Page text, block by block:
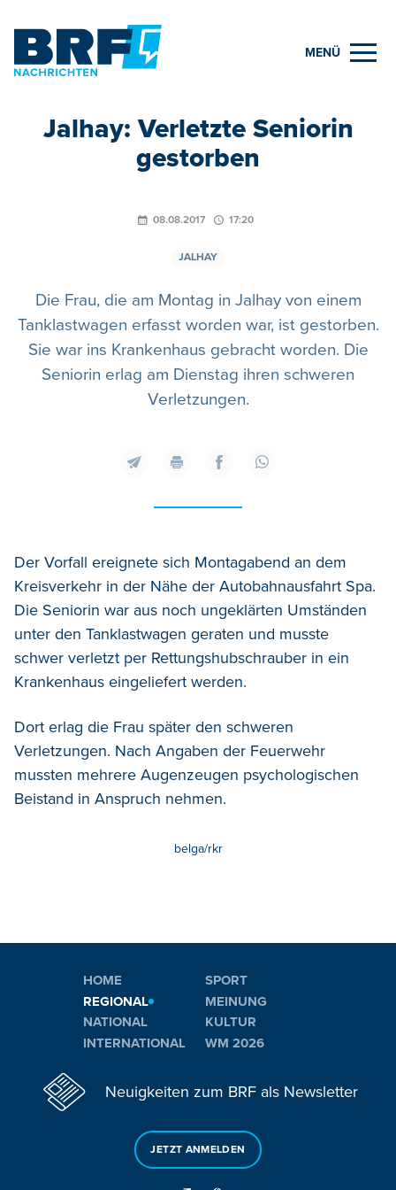
MENÜ
Jalhay: Verletzte Seniorin
gestorben
08.08.2017 17:20
JALHAY
Die Frau, die am Montag in Jalhay von einem
Tanklastwagen erfasst worden war, ist gestorben.
Sie war ins Krankenhaus gebracht worden. Die
Seniorin erlag am Dienstag ihren schweren
Verletzungen.
Der Vorfall ereignete sich Montagabend an dem
Kreisverkehr in der Nähe der Autobahnausfahrt Spa.
Die Seniorin war aus noch ungeklärten Umständen
unter den Tanklastwagen geraten und musste
schwer verletzt per Rettungshubschrauber in ein
Krankenhaus eingeliefert werden.
Dort erlag die Frau später den schweren
Verletzungen. Nach Angaben der Feuerwehr
mussten mehrere Augenzeugen psychologischen
Beistand in Anspruch nehmen.
belga/rkr
HOME
REGIONAL
NATIONAL
INTERNATIONAL
SPORT
MEINUNG
KULTUR
WM 2026
Neuigkeiten zum BRF als Newsletter
JETZT ANMELDEN